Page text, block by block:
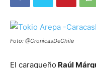
Foto: @CronicasDeChile
El caraqueño Raúl